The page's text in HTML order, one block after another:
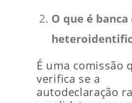
O que é banca
É uma comissão
verifica se a
autodeclaração